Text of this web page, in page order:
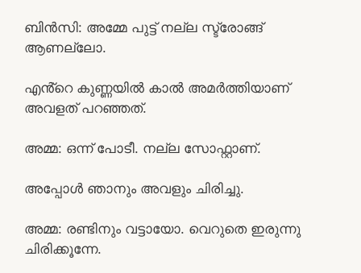
ബിൻസി: അമ്മേ പുട്ട് നല്ല സ്ട്രോങ്ങ്‌
ആണല്ലോ.
എൻ്റെ കുണ്ണയിൽ കാൽ അമർത്തിയാണ്
അവളത് പറഞ്ഞത്.
അമ്മ: ഒന്ന് പോടീ. നല്ല സോഫ്റ്റാണ്.
അപ്പോൾ ഞാനും അവളും ചിരിച്ചു.
അമ്മ: രണ്ടിനും വട്ടായോ. വെറുതെ ഇരുന്നു
ചിരിക്കൂന്നേ.